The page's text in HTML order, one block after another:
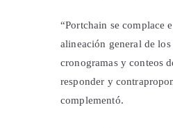
“Portchain se complace
alineación general de
cronogramas y conteos
responder y
complementó.